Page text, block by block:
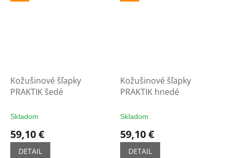
Kožušinové šľapky
PRAKTIK šedé
Skladom
59,10 €
DETAIL
Kožušinové šľapky
PRAKTIK hnedé
Skladom
59,10 €
DETAIL